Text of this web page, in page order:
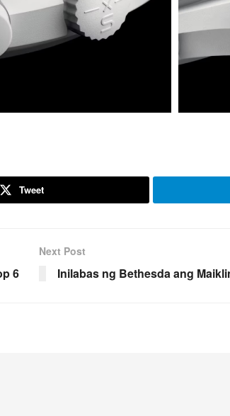
Tweet
6
Next Post
Inilabas ng Bethesda ang